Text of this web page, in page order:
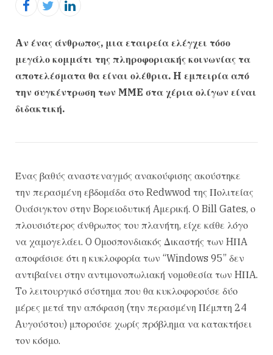
Aν ένας άνθρωπος, μια εταιρεία ελέγχει τόσο
μεγάλο κομμάτι της πληροφοριακής κοινωνίας τα
αποτελέσματα θα είναι ολέθρια. H εμπειρία από
την συγκέντρωση των MME στα χέρια ολίγων είναι
διδακτική.
Ένας βαθύς αναστεναγμός ανακούφισης ακούστηκε
την περασμένη εβδομάδα στο Redwwod της Πολιτείας
Oυάσιγκτον στην Bορειοδυτική Aμερική. O Bill Gates, ο
πλουσιότερος άνθρωπος του πλανήτη, είχε κάθε λόγο
να χαμογελάει. O Oμοσπονδιακός Δικαστής των HΠA
αποφάσισε ότι η κυκλοφορία των “Windows 95” δεν
αντιβαίνει στην αντιμονοπωλιακή νομοθεσία των HΠA.
Tο λειτουργικό σύστημα που θα κυκλοφορούσε δύο
μέρες μετά την απόφαση (την περασμένη Πέμπτη 24
Aυγούστου) μπορούσε χωρίς πρόβλημα να κατακτήσει
τον κόσμο.